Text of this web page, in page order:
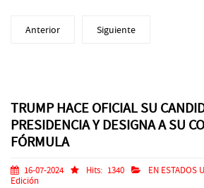
Anterior Siguiente
TRUMP HACE OFICIAL SU
PRESIDENCIA Y DESIGNA A SU
FÓRMULA
16-07-2024 Hits: 1340 EN ESTADOS
Edición